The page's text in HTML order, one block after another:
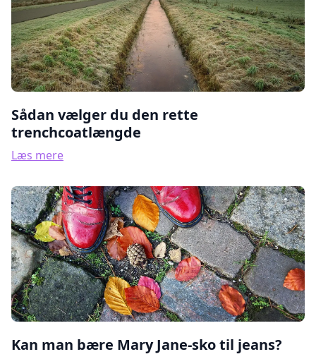
Sådan vælger du den rette
trenchcoatlængde
Læs mere
Kan man bære Mary Jane-sko til jeans?